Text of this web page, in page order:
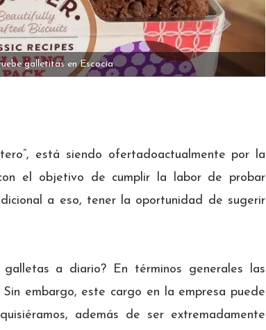
galletitas en Escocia
está siendo ofertadoactualmente por la
el objetivo de cumplir la labor de probar
a eso, tener la oportunidad de sugerir
a diario? En términos generales las
embargo, este cargo en la empresa puede
además de ser extremadamente